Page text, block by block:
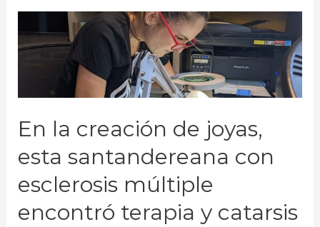
En la creación de joyas,
esta santandereana con
esclerosis múltiple
encontró terapia y catarsis